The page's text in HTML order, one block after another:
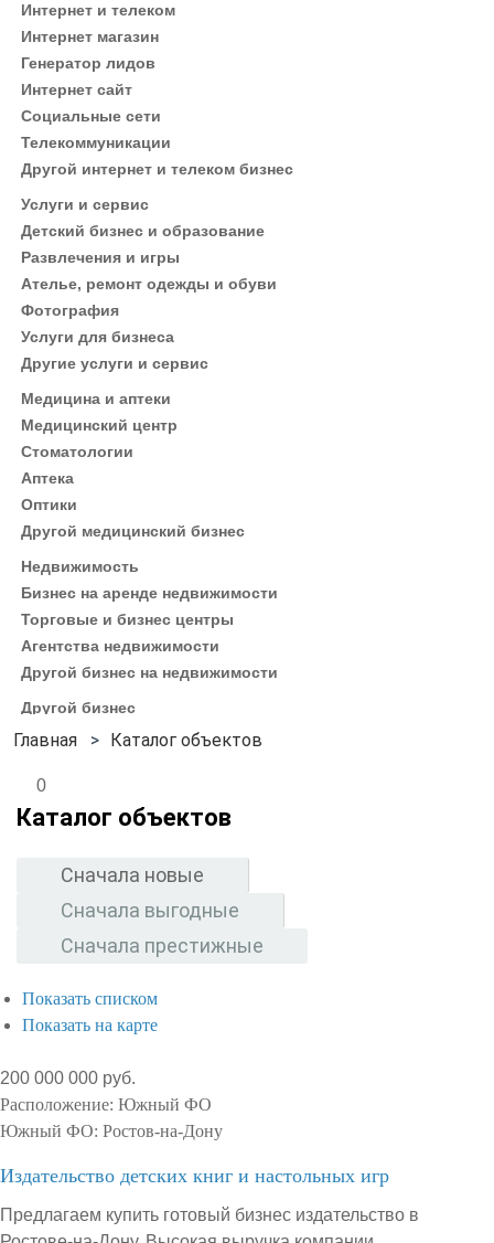
Интернет и телеком
Интернет магазин
Генератор лидов
Интернет сайт
Социальные сети
Телекоммуникации
Другой интернет и телеком бизнес
Услуги и сервис
Детский бизнес и образование
Развлечения и игры
Ателье, ремонт одежды и обуви
Фотография
Услуги для бизнеса
Другие услуги и сервис
Медицина и аптеки
Медицинский центр
Стоматологии
Аптека
Оптики
Другой медицинский бизнес
Недвижимость
Бизнес на аренде недвижимости
Торговые и бизнес центры
Агентства недвижимости
Другой бизнес на недвижимости
Другой бизнес
Каталог объектов
0
Каталог объектов
Сначала новые
Сначала выгодные
Сначала престижные
Показать списком
Показать на карте
200 000 000 руб.
Расположение: Южный ФО
Южный ФО: Ростов-на-Дону
Издательство детских книг и настольных игр
Предлагаем купить готовый бизнес издательство в